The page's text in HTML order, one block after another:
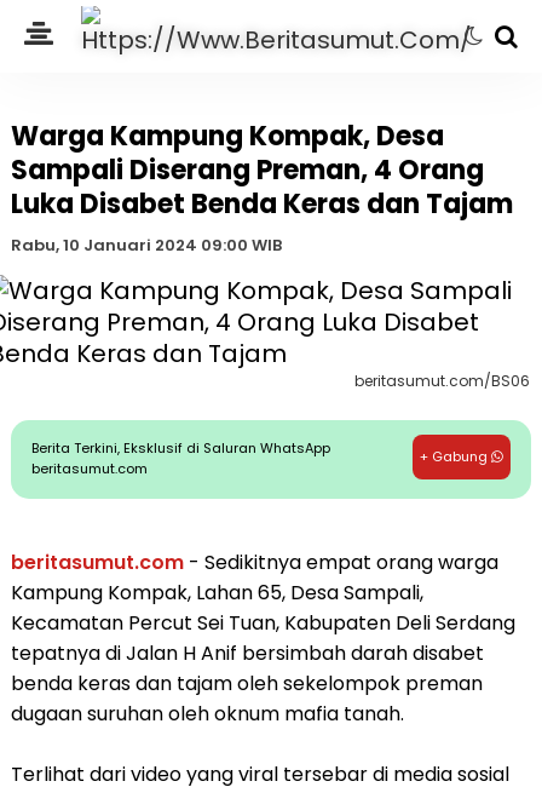
Warga Kampung Kompak, Desa
Sampali Diserang Preman, 4 Orang
Luka Disabet Benda Keras dan Tajam
Rabu, 10 Januari 2024 09:00 WIB
beritasumut.com/BS06
Berita Terkini, Eksklusif di Saluran WhatsApp
beritasumut.com
+ Gabung
beritasumut.com- Sedikitnya empat orang warga
Kampung Kompak, Lahan 65, Desa Sampali,
Kecamatan Percut Sei Tuan, Kabupaten Deli Serdang
tepatnya di Jalan H Anif bersimbah darah disabet
benda keras dan tajam oleh sekelompok preman
dugaan suruhan oleh oknum mafia tanah.
Terlihat dari video yang viral tersebar di media sosial